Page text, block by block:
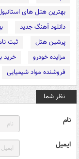
بهترین هتل های
دانلود آهنگ جدید
پرشین هتل
ثبت
مزایده خودرو
خرید
فروشنده مواد شیمیایی
نظر شما
نام
ایمیل